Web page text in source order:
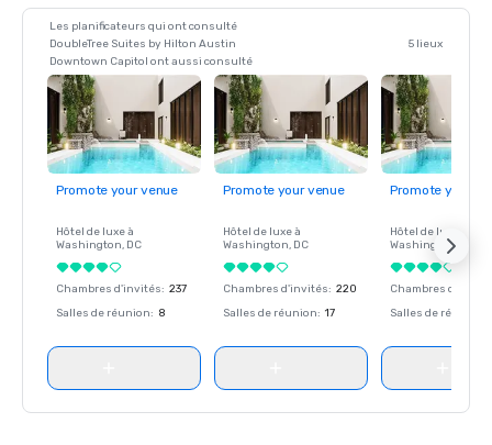
Les planificateurs qui ont consulté
DoubleTree Suites by Hilton Austin
Downtown Capitol ont aussi consulté
5 lieux
Promote your venue
Hôtel de luxe à
Washington, DC
Chambres d'invités: 237
Salles de réunion: 8
Promote your venue
Hôtel de luxe à
Washington, DC
Chambres d'invités: 220
Salles de réunion: 17
Promote your
Hôtel de luxe à
Washington
Chambres
Salles de réunion